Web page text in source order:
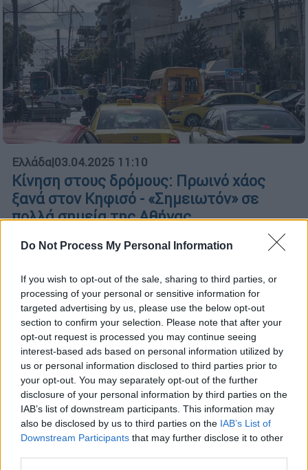
Do Not Process My Personal Information
If you wish to opt-out of the sale, sharing to third parties, or
processing of your personal or sensitive information for
targeted advertising by us, please use the below opt-out
section to confirm your selection. Please note that after your
opt-out request is processed you may continue seeing
interest-based ads based on personal information utilized by
us or personal information disclosed to third parties prior to
your opt-out. You may separately opt-out of the further
disclosure of your personal information by third parties on the
IAB’s list of downstream participants. This information may
also be disclosed by us to third parties on the IAB’s List of
Downstream Participants that may further disclose it to other
Ελλάδα|03.04.2025 11:10
Κίνηση στους δρόμους: Πρωινό χάος
ξανά στον Κηφισό - «Σημειωτόν» σε
πολλά σημεία της Αθήνας
Σοβαρό τροχαίο σημειώθηκε στην Κατεχάκη,
Καισαριανής